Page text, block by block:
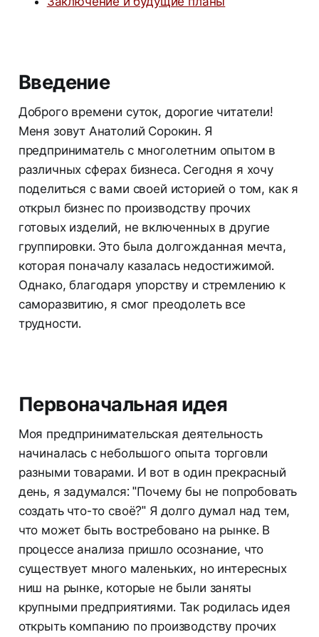
Введение
Доброго времени суток, дорогие читатели!
Меня зовут Анатолий Сорокин. Я
предприниматель с многолетним опытом в
различных сферах бизнеса. Сегодня я хочу
поделиться с вами своей историей о том, как я
открыл бизнес по производству прочих
готовых изделий, не включенных в другие
группировки. Это была долгожданная мечта,
которая поначалу казалась недостижимой.
Однако, благодаря упорству и стремлению к
саморазвитию, я смог преодолеть все
трудности.
Первоначальная идея
Моя предпринимательская деятельность
начиналась с небольшого опыта торговли
разными товарами. И вот в один прекрасный
день, я задумался: "Почему бы не попробовать
создать что-то своё?" Я долго думал над тем,
что может быть востребовано на рынке. В
процессе анализа пришло осознание, что
существует много маленьких, но интересных
ниш на рынке, которые не были заняты
крупными предприятиями. Так родилась идея
открыть компанию по производству прочих